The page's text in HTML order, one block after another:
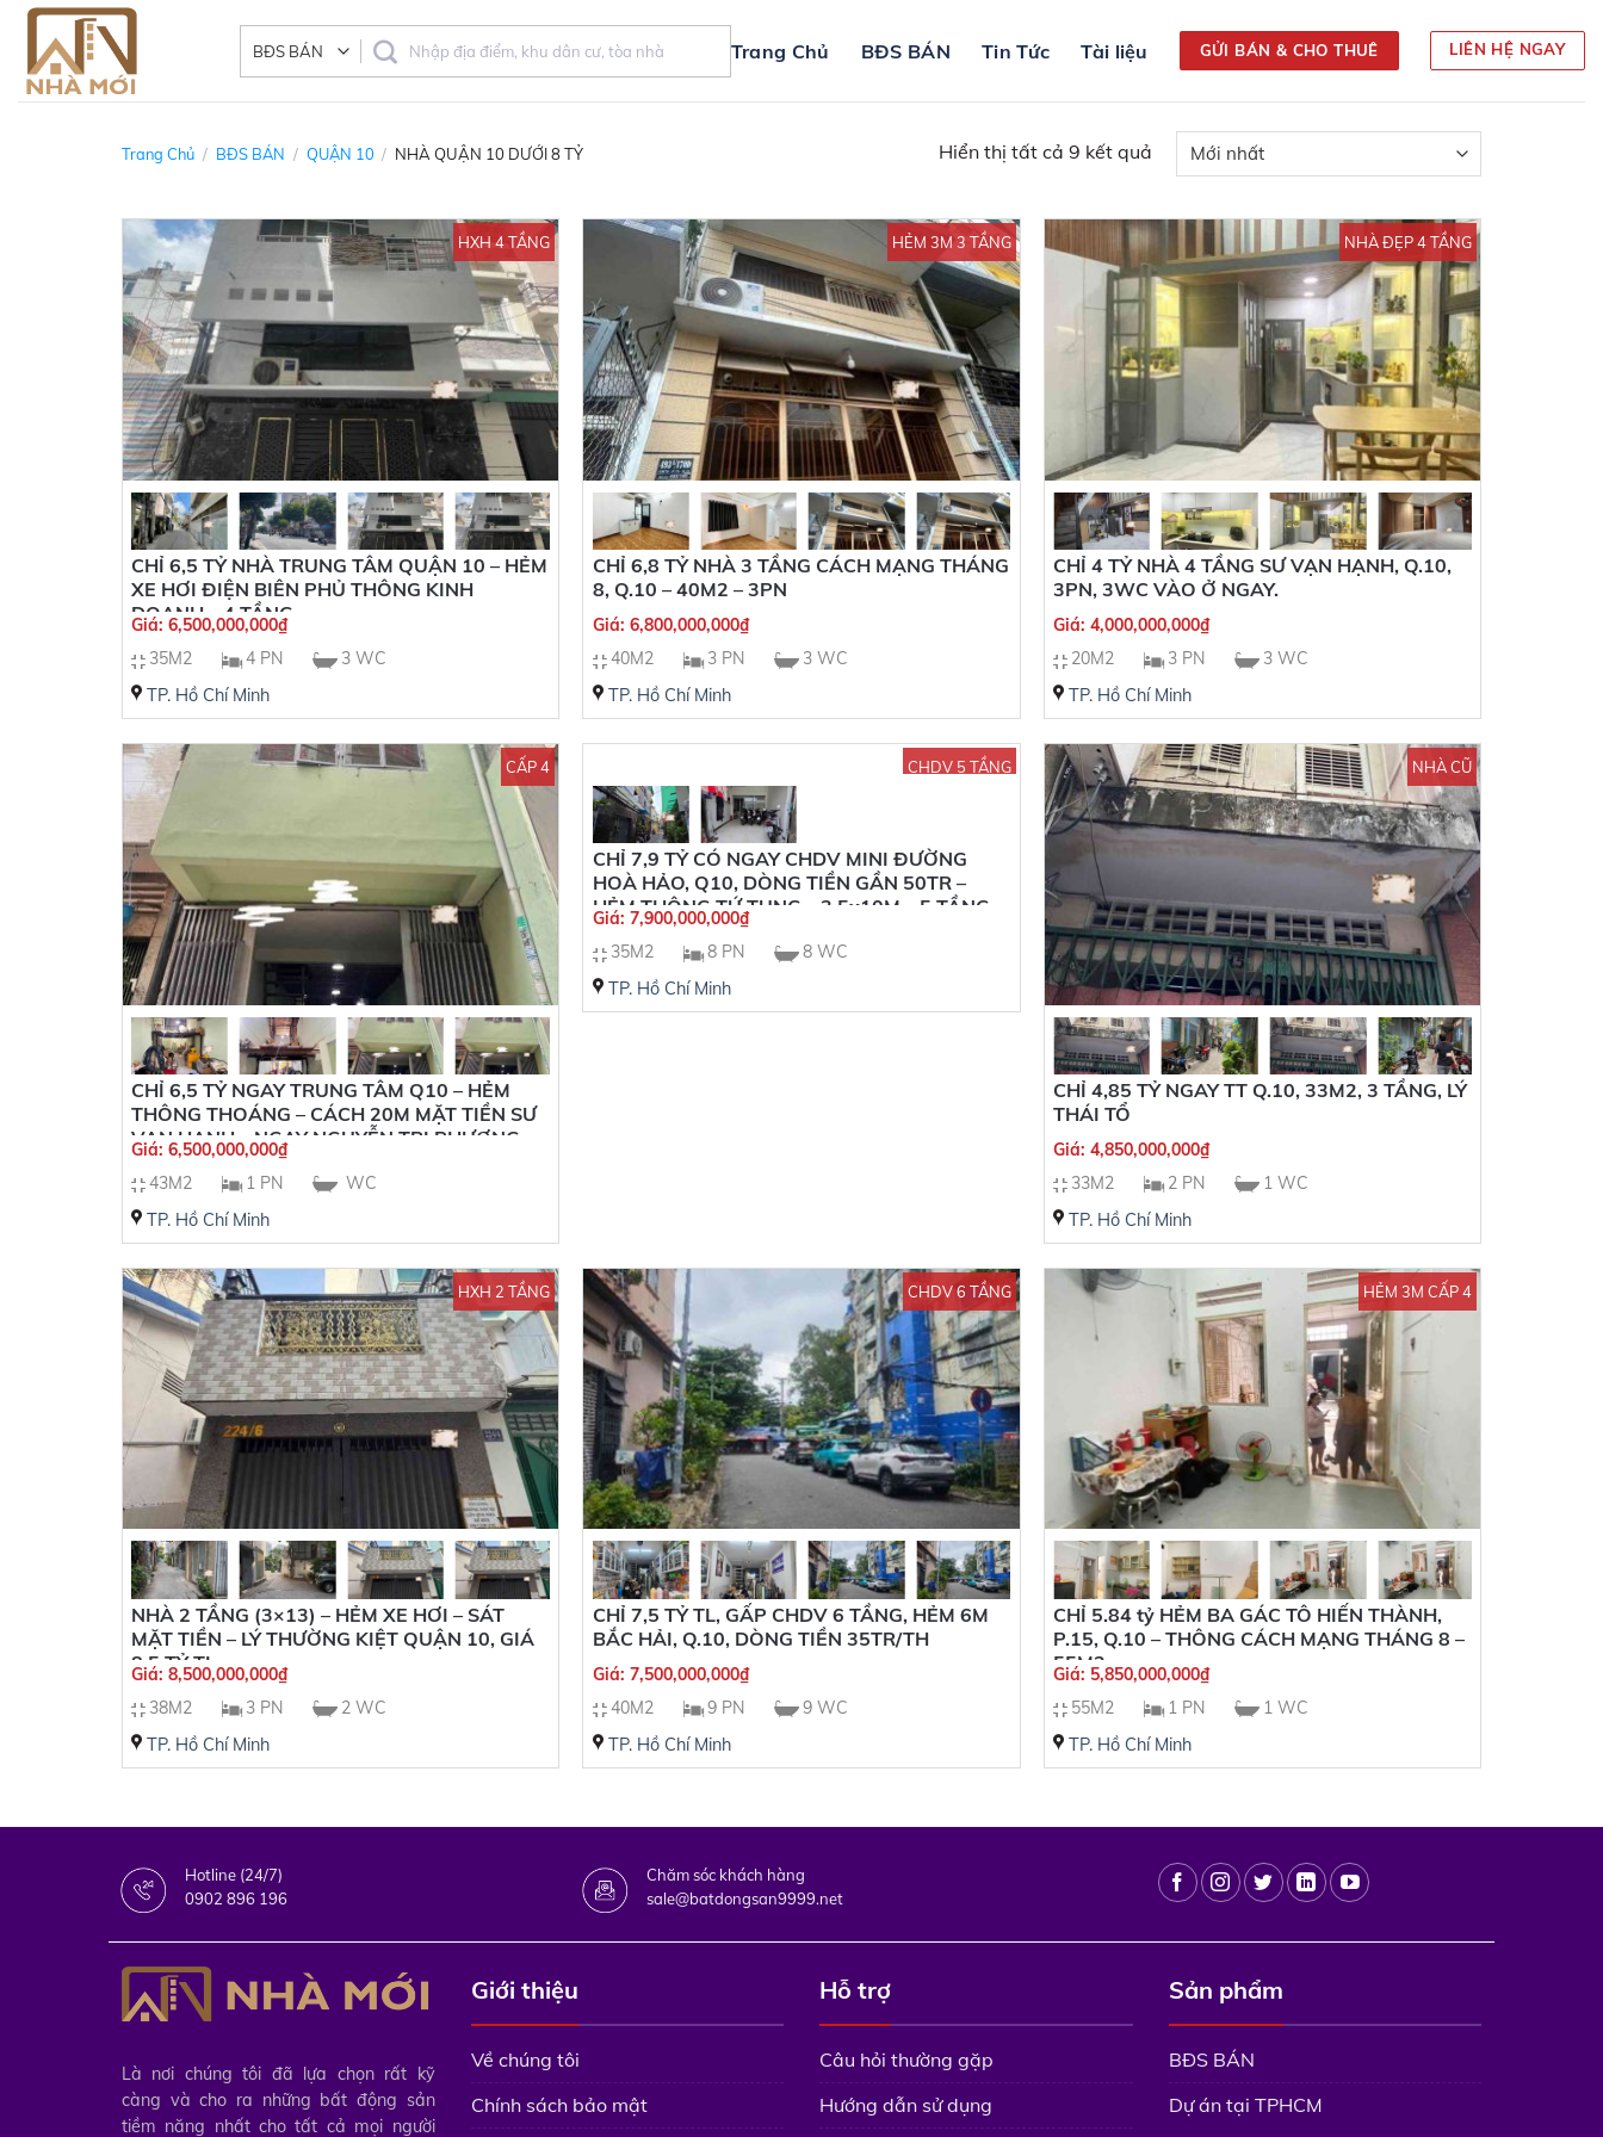
Skip
content
Trang Chủ BĐS BÁN Tin Tức Tài liệu GỬI BÁN & CHO THUÊ LIÊN HỆ NGAY
Trang Chủ / BĐS BÁN / QUẬN 10 / NHÀ QUẬN 10 DƯỚI 8 TỶ Hiển thị tất cả 9 kết quả
HXH 4 TẦNG
CHỈ 6,5 TỶ NHÀ TRUNG TÂM QUẬN 10 – HẺM
XE HƠI ĐIỆN BIÊN PHỦ THÔNG KINH
DOANH – 4 TẦNG
Giá: 6,500,000,000₫
35M2
4 PN
3 WC
TP. Hồ Chí Minh
HẺM 3M 3 TẦNG
CHỈ 6,8 TỶ NHÀ 3 TẦNG CÁCH MẠNG THÁNG
8, Q.10 – 40M2 – 3PN
Giá: 6,800,000,000₫
40M2
3 PN
3 WC
TP. Hồ Chí Minh
NHÀ ĐẸP 4 TẦNG
CHỈ 4 TỶ NHÀ 4 TẦNG SƯ VẠN HẠNH, Q.10,
3PN, 3WC VÀO Ở NGAY.
Giá:4,000,000,000₫
20M2
3 PN
3 WC
TP. Hồ Chí Minh
CẤP 4
CHỈ 6,5 TỶ NGAY TRUNG TÂM Q10 – HẺM
THÔNG THOÁNG – CÁCH 20M MẶT TIỀN SƯ
VẠN HẠNH – NGAY NGUYỄN TRI PHƯƠNG,
NGÃ 7 LÝ THÁI TỔ – 3 TẦNG – DTSD 99.6M2
Giá: 6,500,000,000₫
43M2
1 PN
WC
TP. Hồ Chí Minh
CHDV 5 TẦNG
CHỈ 7,9 TỶ CÓ NGAY CHDV MINI ĐƯỜNG
HOÀ HẢO, Q10, DÒNG TIỀN GẦN 50TR –
HẺM THÔNG TỨ TUNG – 3,5x10M – 5 TẦNG
Giá: 7,900,000,000₫
35M2
8 PN
8 WC
TP. Hồ Chí Minh
NHÀ CŨ
CHỈ 4,85 TỶ NGAY TT Q.10, 33M2, 3 TẦNG, LÝ
THÁI TỔ
Giá:4,850,000,000₫
33M2
2 PN
1 WC
TP. Hồ Chí Minh
HXH 2 TẦNG
NHÀ 2 TẦNG (3×13) – HẺM XE HƠI – SÁT
MẶT TIỀN – LÝ THƯỜNG KIỆT QUẬN 10, GIÁ
8,5 TỶ TL
Giá: 8,500,000,000₫
38M2
3 PN
2 WC
TP. Hồ Chí Minh
CHDV 6 TẦNG
CHỈ 7,5 TỶ TL, GẤP CHDV 6 TẦNG, HẺM 6M
BẮC HẢI, Q.10, DÒNG TIỀN 35TR/TH
Giá: 7,500,000,000₫
40M2
9 PN
9 WC
TP. Hồ Chí Minh
HẺM 3M CẤP 4
CHỈ 5.84 tỷ HẺM BA GÁC TÔ HIẾN THÀNH,
P.15, Q.10 – THÔNG CÁCH MẠNG THÁNG 8 –
55M2
Giá: 5,850,000,000₫
55M2
1 PN
1 WC
TP. Hồ Chí Minh
Hotline (24/7)
0902 896 196
Chăm sóc khách hàng
sale@batdongsan9999.net
Là nơi chúng tôi đã lựa chọn rất kỹ
càng và cho ra những bất động sản
tiềm năng nhất cho tất cả mọi người
Giới thiệu
Về chúng tôi
Chính sách bảo mật
Hỗ trợ
Câu hỏi thường gặp
Hướng dẫn sử dụng
Sản phẩm
BĐS BÁN
Dự án tại TPHCM